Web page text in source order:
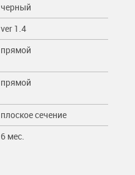
черный
ver 1.4
прямой
прямой
плоское сечение
6 мес.